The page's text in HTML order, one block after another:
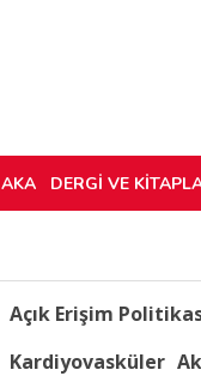
AKA DERGİ VE
Açık Erişim
Kardiyovasküler